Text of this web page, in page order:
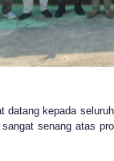
kepada
senang atas